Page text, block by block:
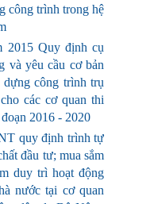
công trình trong hệ
2015 Quy định cụ
và yêu cầu cơ bản
công trình trụ
các cơ quan thi
2016 - 2020
quy định trình tự
đầu tư; mua sắm
duy trì hoạt động
nước tại cơ quan